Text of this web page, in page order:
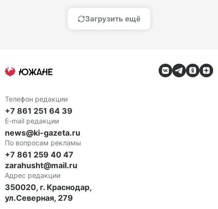
Загрузить ещё
Телефон редакции
+7 861 251 64 39
E-mail редакции
news@ki-gazeta.ru
По вопросам рекламы
+7 861 259 40 47
zarahusht@mail.ru
Адрес редакции
350020, г. Краснодар,
ул.Северная, 279